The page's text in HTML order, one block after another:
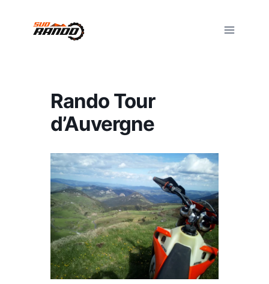
Rando Tour
d’Auvergne